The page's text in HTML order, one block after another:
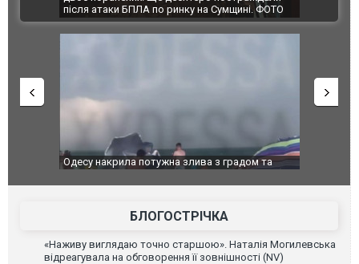
склад Wildberries. ФОТО. ВІДЕО
ВІДЕО
Вже вивели на тести: Ferrari готує оновлення
Вийшов
фільму
БЛОГОСТРІЧКА
«Наживу виглядаю точно старшою». Наталія Могилевська
відреагувала на обговорення її зовнішності (NV)